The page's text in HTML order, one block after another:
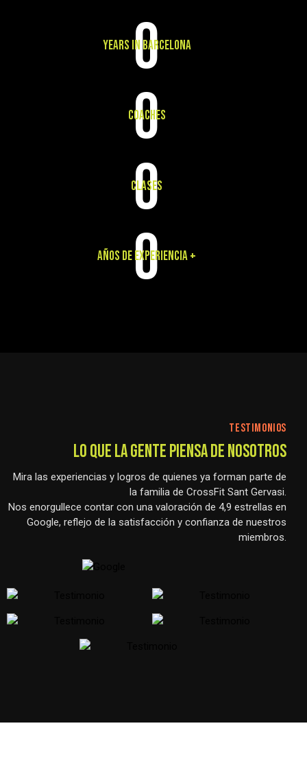
0
YEARS IN BARCELONA
0
COACHES
0
CLASES
0
AÑOS DE EXPERIENCIA +
TESTIMONIOS
LO QUE LA GENTE PIENSA DE NOSOTROS
Mira las experiencias y logros de quienes ya forman parte de
la familia de CrossFit Sant Gervasi.
Nos enorgullece contar con una valoración de 4,9 estrellas en
Google, reflejo de la satisfacción y confianza de nuestros
miembros.